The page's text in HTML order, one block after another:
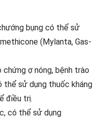
bụng có thể sử
(Mylanta, Gas-
ợ nóng, bệnh trào
thể sử dụng thuốc kháng
điều trị.
có thể sử dụng